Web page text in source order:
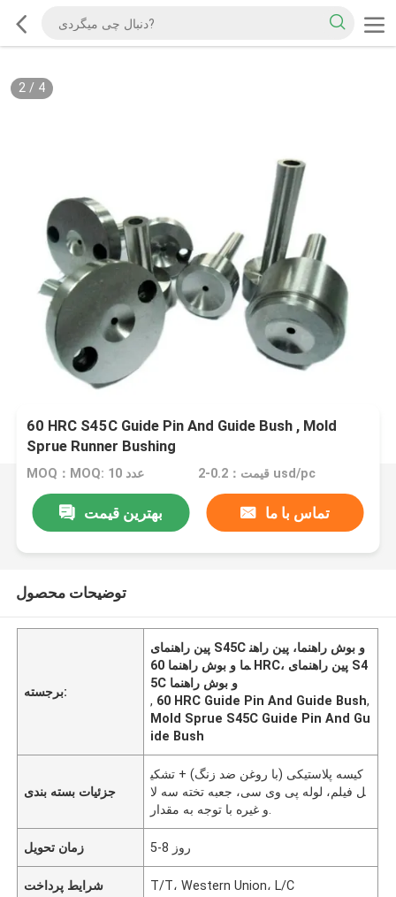
2/ 4
60 HRC S45C Guide Pin And Guide Bush , Mold
Sprue Runner Bushing
MOQ：MOQ: 10 عدد قیمت：0.2-2 usd/pc
بهترین قیمت تماس با ما
توضیحات محصول
برجسته:
پین راهنمای S45C و بوش راهنما، پین راهن
ما و بوش راهنما 60 HRC، پین راهنمای S4
5C و بوش راهنما
, 60 HRC Guide Pin And Guide Bush,
Mold Sprue S45C Guide Pin And Gu
ide Bush
جزئیات بسته بندی
کیسه پلاستیکی (با روغن ضد زنگ) + تشکی
ل فیلم، لوله پی وی سی، جعبه تخته سه لا
زمان تحویل 5-8 روز
شرایط پرداخت T/T، Western Union، L/C